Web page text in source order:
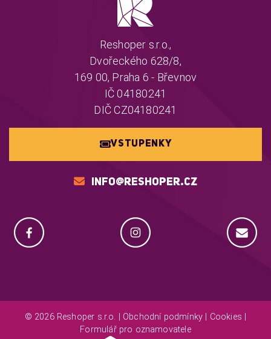
Reshoper s.r.o.,
Dvořeckého 628/8,
169 00, Praha 6 - Břevnov
IČ 04180241
DIČ CZ04180241
VSTUPENKY
INFO@RESHOPER.CZ
© 2026 Reshoper s.r.o. | Obchodní podmínky Cookies
Formulář pro oznamovatele